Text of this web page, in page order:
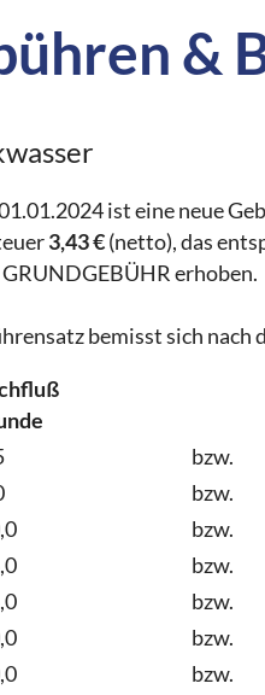
&
ist eine neue
3,43 €(netto), das
erhoben.
bemisst sich
bzw.
bzw.
bzw.
bzw.
bzw.
bzw.
bzw.